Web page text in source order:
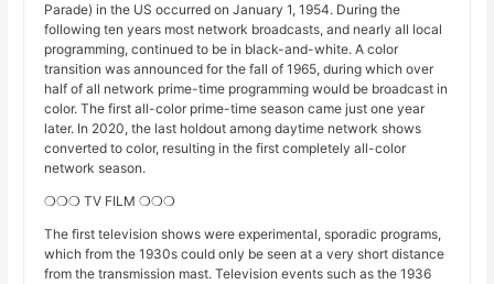
Parade) in the US occurred on January 1, 1954. During the
following ten years most network broadcasts, and nearly all local
programming, continued to be in black-and-white. A color
transition was announced for the fall of 1965, during which over
half of all network prime-time programming would be broadcast in
color. The first all-color prime-time season came just one year
later. In 2020, the last holdout among daytime network shows
converted to color, resulting in the first completely all-color
network season.
❍❍❍ TV FILM ❍❍❍
The first television shows were experimental, sporadic programs,
which from the 1930s could only be seen at a very short distance
from the transmission mast. Television events such as the 1936